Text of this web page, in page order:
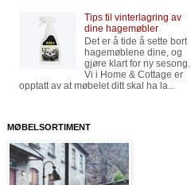
Tips til vinterlagring av
dine hagemøbler
Det er å tide å sette bort
hagemøblene dine, og
gjøre klart for ny sesong.
Vi i Home & Cottage er
opptatt av at møbelet ditt skal ha la...
MØBELSORTIMENT